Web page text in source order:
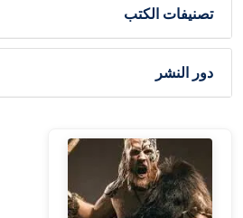
تصنيفات الكتب
دور النشر